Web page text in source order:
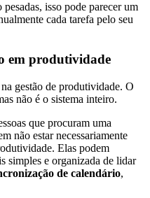
isso pode parecer um
cada tarefa pelo seu
em produtividade
gestão de produtividade. O
não é o sistema inteiro.
que procuram uma
não estar necessariamente
Elas podem
simples e organizada de lidar
de calendário,